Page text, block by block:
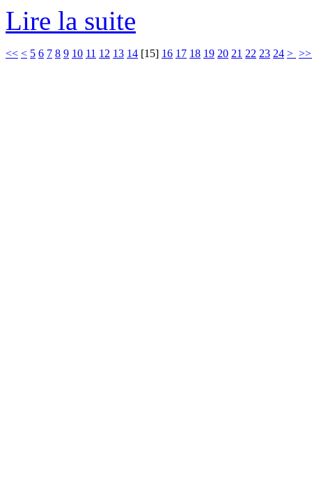
Lire la suite
<< < 5 6 7 8 9 10 11 12 13 14 [15] 16 17 18 19 20 21 22 23 24 >